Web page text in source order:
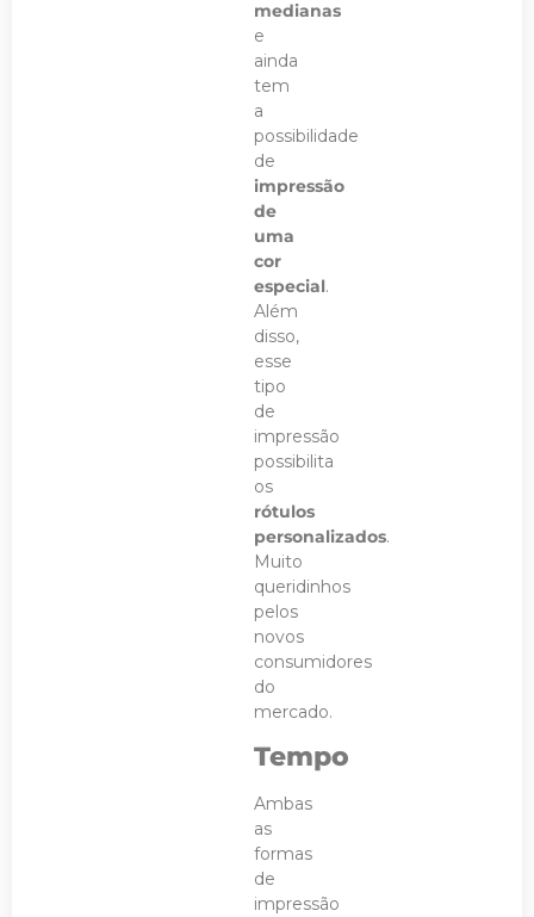
medianas
e
ainda
tem
a
possibilidade
de
impressão
de
uma
cor
especial.
Além
disso,
esse
tipo
de
impressão
possibilita
os
rótulos
personalizados.
Muito
queridinhos
pelos
novos
consumidores
do
mercado.
Tempo
Ambas
as
formas
de
impressão